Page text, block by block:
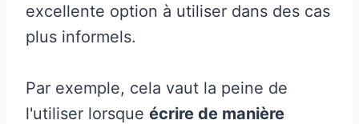
excellente option à utiliser dans des cas
plus informels.
Par exemple, cela vaut la peine de
l'utiliser lorsque écrire de manière